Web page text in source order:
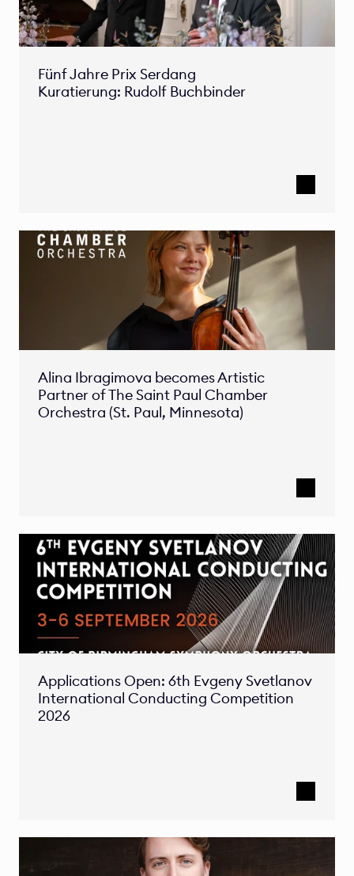
Fünf Jahre Prix Serdang
Kuratierung: Rudolf Buchbinder
Alina Ibragimova becomes Artistic
Partner of The Saint Paul Chamber
Orchestra (St. Paul, Minnesota)
Applications Open: 6th Evgeny Svetlanov
International Conducting Competition
2026